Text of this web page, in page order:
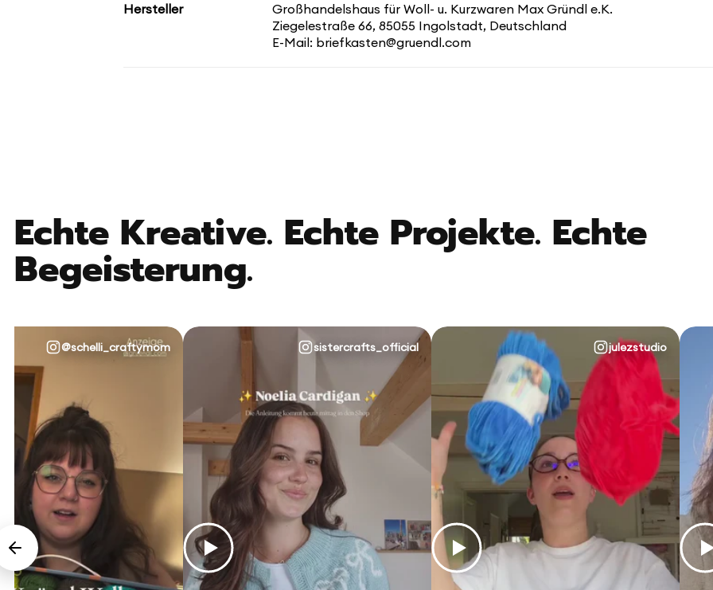
Hersteller
Großhandelshaus für Woll- u. Kurzwaren Max Gründl e.K.
Ziegelestraße 66, 85055 Ingolstadt, Deutschland
E-Mail: briefkasten@gruendl.com
Echte Kreative. Echte Projekte. Echte
Begeisterung.
@schelli_craftymom sistercrafts_official julezstudio